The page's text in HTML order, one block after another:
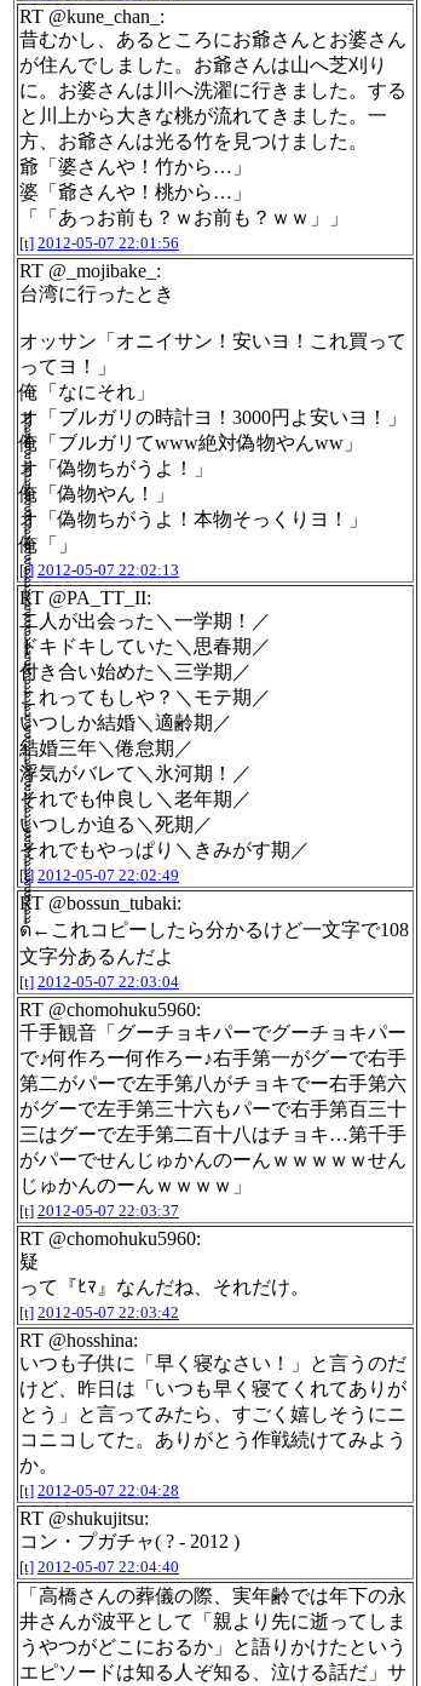
RT @kune_chan_:
昔むかし、あるところにお爺さんとお婆さん
が住んでしました。お爺さんは山へ芝刈り
に。お婆さんは川へ洗濯に行きました。する
と川上から大きな桃が流れてきました。一
方、お爺さんは光る竹を見つけました。
爺「婆さんや！竹から…」
婆「爺さんや！桃から…」
「「あっお前も？ｗお前も？ｗｗ」」
[t] 2012-05-07 22:01:56
RT @_mojibake_:
台湾に行ったとき
オッサン「オニイサン！安いヨ！これ買って
ってヨ！」
俺「なにそれ」
オ「ブルガリの時計ヨ！3000円よ安いヨ！」
俺「ブルガリてwww絶対偽物やんww」
オ「偽物ちがうよ！」
俺「偽物やん！」
オ「偽物ちがうよ！本物そっくりヨ！」
俺「」
[t] 2012-05-07 22:02:13
RT @PA_TT_II:
二人が出会った＼一学期！／
ドキドキしていた＼思春期／
付き合い始めた＼三学期／
これってもしや？＼モテ期／
いつしか結婚＼適齢期／
結婚三年＼倦怠期／
浮気がバレて＼氷河期！／
それでも仲良し＼老年期／
いつしか迫る＼死期／
それでもやっぱり＼きみがす期／
[t] 2012-05-07 22:02:49
RT @bossun_tubaki:
ด้้้้้็็็็็้้้้้็็็็็้้้้้้้้็็็็็้้้้้็็็็็้้้้้้้้็็็็็้้้้้็็็็็้้้้้้้้็็็็็้้้้้็็็็็้้้้้้้้็็็็็้้้้้←これコピーしたら分かるけど一文字で108
文字分あるんだよ
[t] 2012-05-07 22:03:04
RT @chomohuku5960:
千手観音「グーチョキパーでグーチョキパー
で♪何作ろー何作ろー♪右手第一がグーで右手
第二がパーで左手第八がチョキでー右手第六
がグーで左手第三十六もパーで右手第百三十
三はグーで左手第二百十八はチョキ…第千手
がパーでせんじゅかんのーんｗｗｗｗｗせん
じゅかんのーんｗｗｗｗ」
[t] 2012-05-07 22:03:37
RT @chomohuku5960:
疑
って『ﾋﾏ』なんだね、それだけ。
[t] 2012-05-07 22:03:42
RT @hosshina:
いつも子供に「早く寝なさい！」と言うのだ
けど、昨日は「いつも早く寝てくれてありが
とう」と言ってみたら、すごく嬉しそうにニ
コニコしてた。ありがとう作戦続けてみよう
か。
[t] 2012-05-07 22:04:28
RT @shukujitsu:
コン・プガチャ( ? - 2012 )
[t] 2012-05-07 22:04:40
「高橋さんの葬儀の際、実年齢では年下の永
井さんが波平として「親より先に逝ってしま
うやつがどこにおるか」と語りかけたという
エピソードは知る人ぞ知る、泣ける話だ」サ